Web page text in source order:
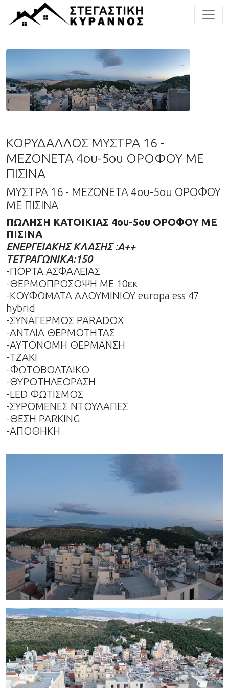
ΚΟΡΥΔΑΛΛΟΣ ΜΥΣΤΡΑ 16 -
ΜΕΖΟΝΕΤΑ 4ου-5ου ΟΡΟΦΟΥ ΜΕ
ΠΙΣΙΝΑ
ΜΥΣΤΡΑ 16 - ΜΕΖΟΝΕΤΑ 4ου-5ου ΟΡΟΦΟΥ
ΜΕ ΠΙΣΙΝΑ
ΠΩΛΗΣΗ ΚΑΤΟΙΚΙΑΣ 4ου-5ου ΟΡΟΦΟΥ ΜΕ
ΠΙΣΙΝΑ
ΕΝΕΡΓΕΙΑΚΗΣ ΚΛΑΣΗΣ :Α++
ΤΕΤΡΑΓΩΝΙΚΑ:150
-ΠΟΡΤΑ ΑΣΦΑΛΕΙΑΣ
-ΘΕΡΜΟΠΡΟΣΟΨΗ ΜΕ 10εκ
-ΚΟΥΦΩΜΑΤΑ ΑΛΟΥΜΙΝΙΟΥ europa ess 47
hybrid
-ΣΥΝΑΓΕΡΜΟΣ PARADOX
-ΑΝΤΛΙΑ ΘΕΡΜΟΤΗΤΑΣ
-ΑΥΤΟΝΟΜΗ ΘΕΡΜΑΝΣΗ
-ΤΖΑΚΙ
-ΦΩΤΟΒΟΛΤΑΙΚΟ
-ΘΥΡΟΤΗΛΕΟΡΑΣΗ
-LED ΦΩΤΙΣΜΟΣ
-ΣΥΡΟΜΕΝΕΣ ΝΤΟΥΛΑΠΕΣ
-ΘΕΣΗ PARKING
-ΑΠΟΘΗΚΗ